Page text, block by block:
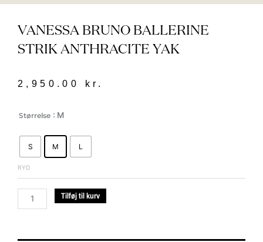
VANESSA BRUNO BALLERINE
STRIK ANTHRACITE YAK
2,950.00 kr.
Størrelse : M
S M L
RYD
ballerine
strik
antal
Tilføj til kurv